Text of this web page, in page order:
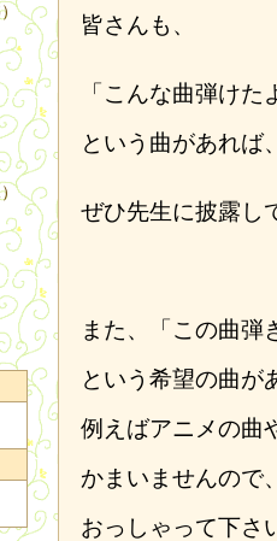
皆さんも、
「こんな曲弾けた
という曲があれば
ぜひ先生に披露し
また、「この曲弾
という希望の曲が
例えばアニメの曲
かまいませんので
おっしゃって下さ